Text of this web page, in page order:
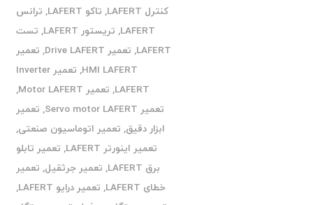
کنترل LAFERT
, تاکو LAFERT , ترانس
LAFERT
, تریستور LAFERT , تست
LAFERT
, تعمیر Drive LAFERT , تعمیر
HMI LAFERT
,
تعمیر Inverter
LAFERT
, تعمیر Motor LAFERT
,
تعمیر Servo motor LAFERT
, تعمیر
ابزار دقیق, تعمیر اتوماسیون صنعتی,
تعمیر اینورتر LAFERT
, تعمیر تابلو
برق LAFERT
, تعمیر جرثقیل, تعمیر
خطای LAFERT
, تعمیر درایو LAFERT
,